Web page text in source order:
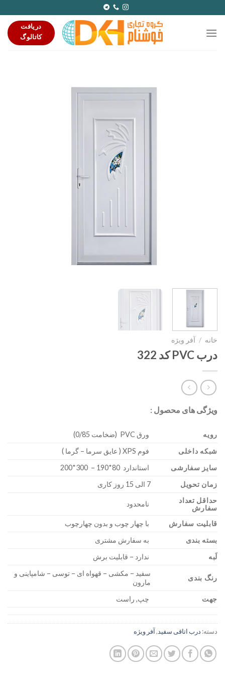
to
content
دریافت
کاتالوگ
خانه / آفر ویژه
درب PVC کد 322
ویژگی های محصول :
رویه
ورق PVC (ضخامت 0/85)
شبکه داخلی
فوم XPS ( عایق سرما – گرما )
سایز سفارشی
استاندارد 80*190 – 300*200
زمان تحویل
7 الی 15 روز کاری
حداقل تعداد
سفارش
نامحدود
قابلیت سفارش
با چهار چوب و بدون چهارچوب
بسته بندی
به سفارش مشتری
لَبه
ندارد – قابلیت برش
رنگ بندی
سفید – مکشی – قهواه ای – توسی – شامپاینی و
مارون
جهت
چپ, راست
دسته: درب اتاقی سفید,آفر ویژه